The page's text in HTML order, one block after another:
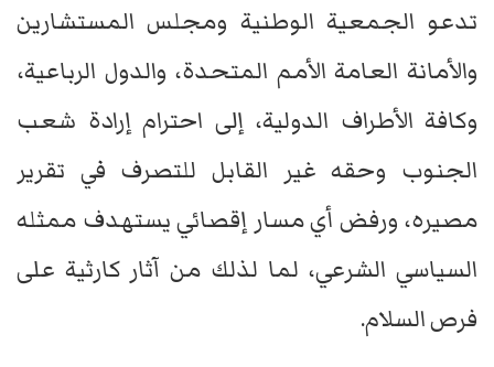
تدعو الجمعية الوطنية ومجلس المستشارين
والأمانة العامة الأمم المتحدة، والدول الرباعية،
وكافة الأطراف الدولية، إلى احترام إرادة شعب
الجنوب وحقه غير القابل للتصرف في تقرير
مصيره، ورفض أي مسار إقصائي يستهدف ممثله
السياسي الشرعي، لما لذلك من آثار كارثية على
فرص السلام.